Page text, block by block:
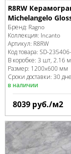
R8RW
Michelangelo
Бренд: Ragno
Коллекция: Incanto
Артикул: R8RW
Код товара: SD-235406
В коробке: 3 шт, 2.16 м
Размер: 1200x600 мм
Сроки доставки: 30
в наличии
8039 руб./м2